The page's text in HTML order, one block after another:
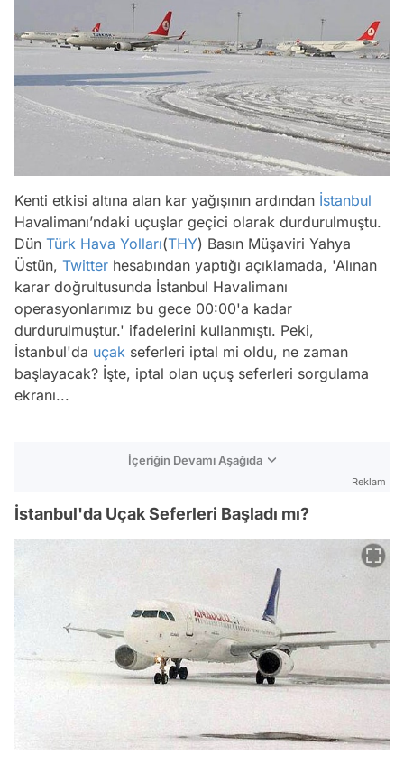
Kenti etkisi altına alan kar yağışının ardından İstanbul
Havalimanı’ndaki uçuşlar geçici olarak durdurulmuştu.
Dün Türk Hava Yolları(THY) Basın Müşaviri Yahya
Üstün, Twitter hesabından yaptığı açıklamada, 'Alınan
karar doğrultusunda İstanbul Havalimanı
operasyonlarımız bu gece 00:00'a kadar
durdurulmuştur.' ifadelerini kullanmıştı. Peki,
İstanbul'da uçak seferleri iptal mi oldu, ne zaman
başlayacak? İşte, iptal olan uçuş seferleri sorgulama
ekranı...
İçeriğin Devamı Aşağıda
Reklam
İstanbul'da Uçak Seferleri Başladı mı?